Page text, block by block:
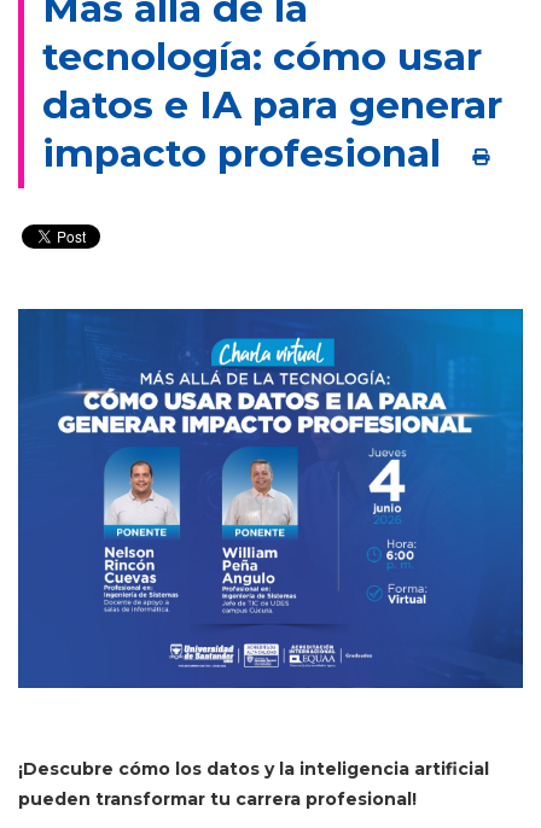
tecnología: cómo usar
datos e IA para generar
impacto profesional
¡Descubre cómo los datos y la inteligencia artificial
pueden transformar tu carrera profesional!